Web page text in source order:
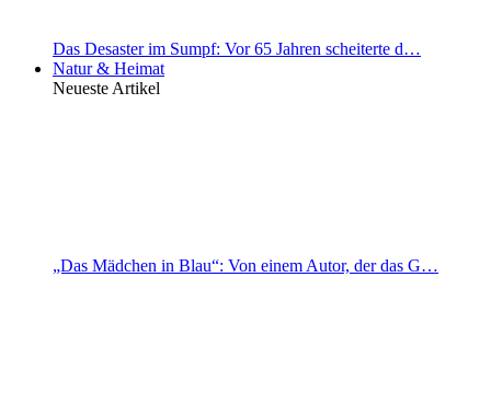
Das Desaster im Sumpf: Vor 65 Jahren scheiterte d…
Natur & Heimat
Neueste Artikel
„Das Mädchen in Blau“: Von einem Autor, der das G…